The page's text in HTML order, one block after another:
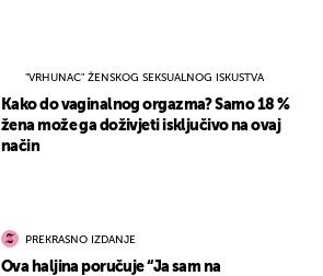
"VRHUNAC" ŽENSKOG SEKSUALNOG ISKUSTVA
Kako do vaginalnog orgazma? Samo 18 %
žena može ga doživjeti isključivo na ovaj
način
PREKRASNO IZDANJE
Ova haljina poručuje “Ja sam na